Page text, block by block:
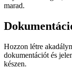
marad.
Hozzon létre
dokumentációt és
készen.